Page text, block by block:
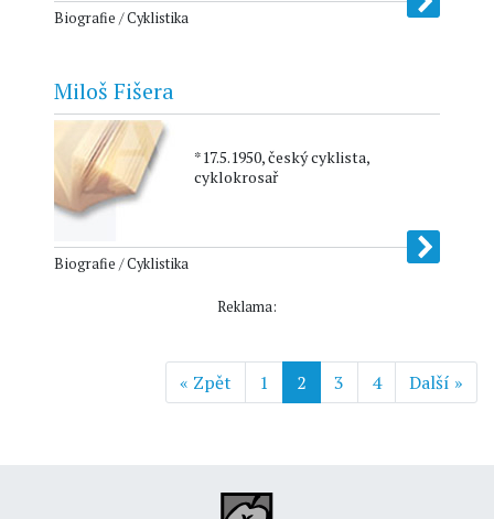
Biografie / Cyklistika
Miloš Fišera
*17.5.1950, český cyklista,
cyklokrosař
Biografie / Cyklistika
Reklama:
« Zpět 1 2 3 4 Další »